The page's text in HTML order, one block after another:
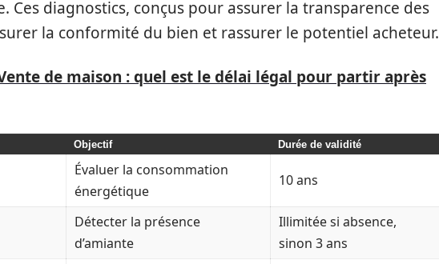
Ces diagnostics, conçus pour assurer la transparence des
la conformité du bien et rassurer le potentiel acheteur.
de maison : quel est le délai légal pour partir après
Objectif Durée de validité
Évaluer la consommation
énergétique
10 ans
Détecter la présence
d’amiante
Illimitée si absence,
sinon 3 ans